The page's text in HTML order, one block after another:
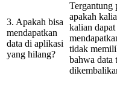
3. Apakah bisa
mendapatkan
data di aplikasi
yang hilang?
Tergantung
apakah
kalian
tidak
bahwa data